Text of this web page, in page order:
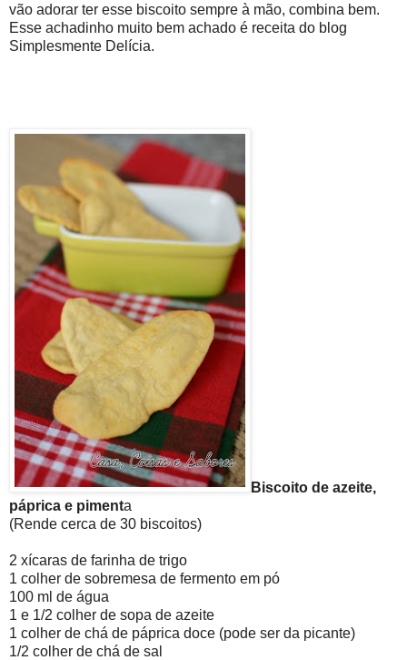
vão adorar ter esse biscoito sempre à mão, combina bem.
Esse achadinho muito bem achado é receita do blog
Simplesmente Delícia.
Biscoito de azeite,
páprica e pimenta
(Rende cerca de 30 biscoitos)
2 xícaras de farinha de trigo
1 colher de sobremesa de fermento em pó
100 ml de água
1 e 1/2 colher de sopa de azeite
1 colher de chá de páprica doce (pode ser da picante)
1/2 colher de chá de sal